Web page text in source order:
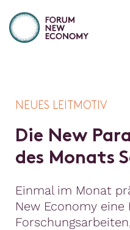
NEUES LEITMOTIV
Die New Para
des Monats S
Einmal im Monat
New Economy